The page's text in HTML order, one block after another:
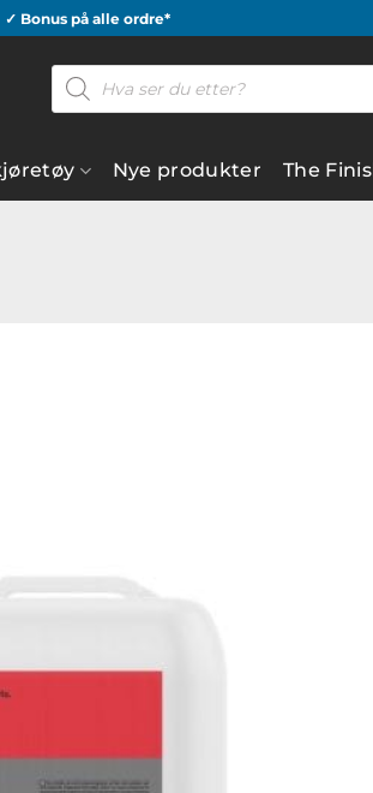
✓ Bonus på alle ordre*
Products
search
Nye produkter The